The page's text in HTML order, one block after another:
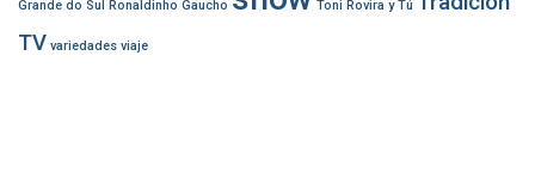
Grande do Sul Ronaldinho Gaucho Toni Rovira y Tú
TV variedades viaje